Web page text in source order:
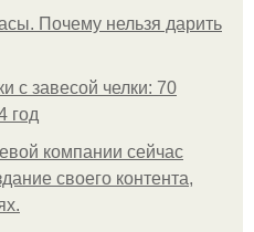
Почему нельзя дарить
с завесой челки: 70
год
компании сейчас
своего контента,